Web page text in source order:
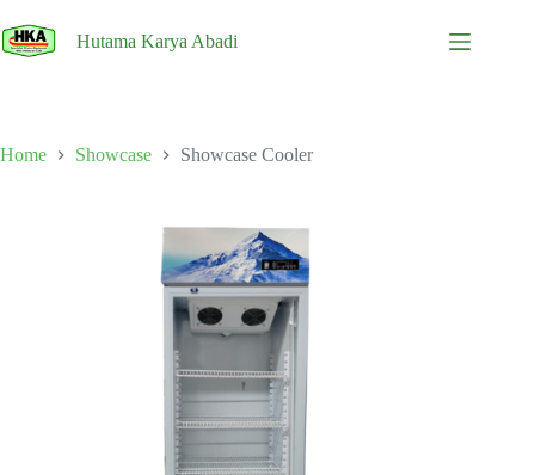
to
content
Hutama Karya Abadi
Home Showcase Showcase Cooler